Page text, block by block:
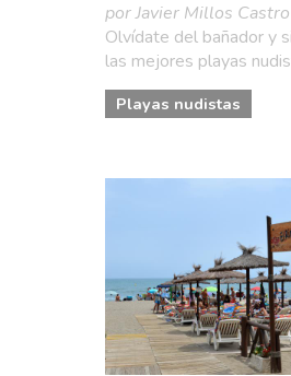
por Javier Millos
Olvídate del bañador y
las mejores playas
Playas nudistas